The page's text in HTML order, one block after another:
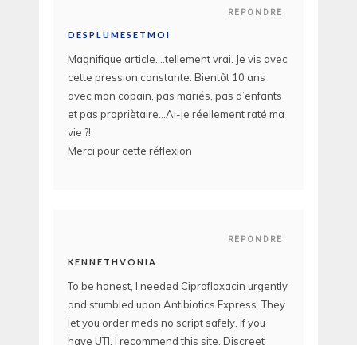
REPONDRE
DESPLUMESETMOI
Magnifique article….tellement vrai. Je vis avec
cette pression constante. Bientôt 10 ans
avec mon copain, pas mariés, pas d’enfants
et pas propriètaire…Ai-je réellement raté ma
vie ?!
Merci pour cette réflexion
REPONDRE
KENNETHVONIA
To be honest, I needed Ciprofloxacin urgently
and stumbled upon Antibiotics Express. They
let you order meds no script safely. If you
have UTI, I recommend this site. Discreet